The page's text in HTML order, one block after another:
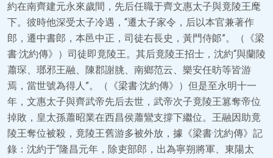
約在南齊建元永來歲間，先后任職于齊文惠太子與竟陵王麾
下。彼時他深受太子冷遇，“遷太子家令，后以本官兼著作
郎，遷中書郎，本邑中正，司徒右長史，黃門侍郞”。（《梁
書·沈約傳》）司徒即竟陵王。其后竟陵王招士，沈約“與蘭陵
蕭琛、瑯邪王融、陳郡謝朓、南鄉范云、樂安任昉等皆游
焉，當世號為得人”。（《梁書·沈約傳》）但是至永明十一
年，文惠太子與齊武帝先后去世，武帝次子竟陵王篡奪帝位
掉敗，皇太孫蕭昭業在西昌侯蕭鸞支撐下繼位。王融因助竟
陵王奪位被殺，竟陵王舊游多被外放，據《梁書·沈約傳》記
錄：沈約于“隆昌元年，除吏部郎，出為寧朔將軍、東陽太